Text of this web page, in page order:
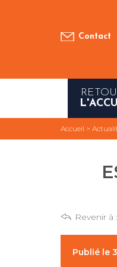
Contact
Accueil >
Revenir à :
Publié le